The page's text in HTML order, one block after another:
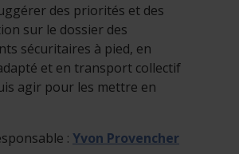
des priorités et des
sur le dossier des
sécuritaires à pied, en
et en transport collectif
agir pour les mettre en
: Yvon Provencher